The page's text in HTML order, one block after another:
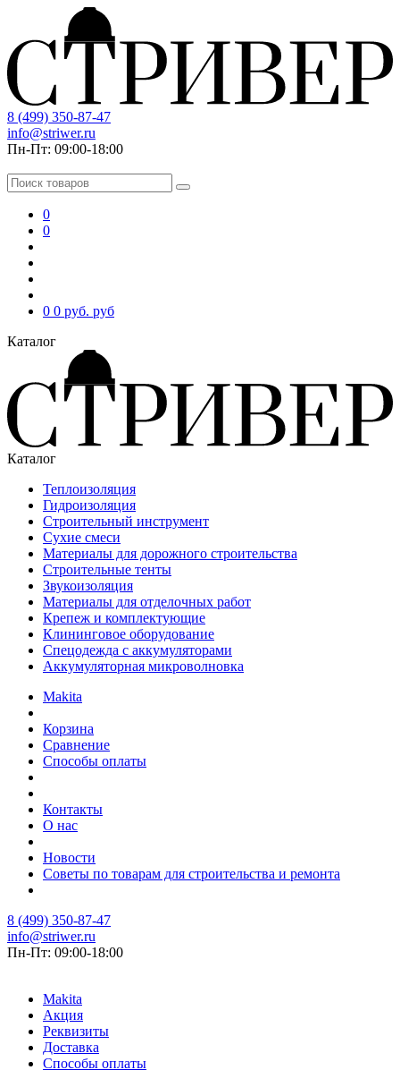
8 (499) 350-87-47
info@striwer.ru
Пн-Пт: 09:00-18:00
0
0
0 0 руб. руб
Каталог
Каталог
Теплоизоляция
Гидроизоляция
Строительный инструмент
Сухие смеси
Материалы для дорожного строительства
Строительные тенты
Звукоизоляция
Материалы для отделочных работ
Крепеж и комплектующие
Клининговое оборудование
Спецодежда с аккумуляторами
Аккумуляторная микроволновка
Makita
Корзина
Сравнение
Способы оплаты
Контакты
О нас
Новости
Советы по товарам для строительства и ремонта
8 (499) 350-87-47
info@striwer.ru
Пн-Пт: 09:00-18:00
Makita
Акция
Реквизиты
Доставка
Способы оплаты